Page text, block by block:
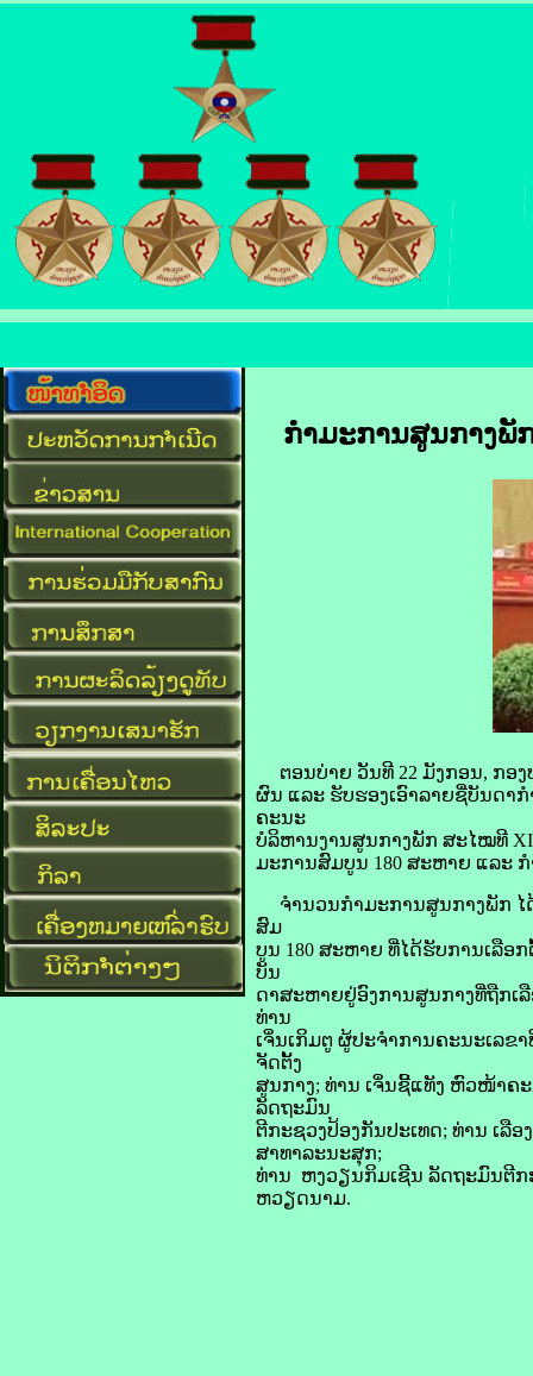
ກຳມະການ​ສູນ​ກາງ​ພັ
ຕອນ​ບ່າຍ​ ວັນ​ທີ 22 ມັງກອນ, ກອ
ຜົນ ແລະ ຮັບຮອງ​ເອົາ​ລາຍ​ຊື່​ບັນດາ​
ຄະນະ
ບໍລິຫານ​ງານ​ສູນ​ກາງ​ພັກ ສະໄໝ​ທີ
ມະການ​ສົມບູນ 180 ສະຫາຍ ແລະ
ຈຳນວນ​ກຳມະການ​ສູນ​ກາງ​ພັກ ໄ
ສົມ
ບູນ 180 ສະຫາຍ ທີ່​ໄດ້​ຮັບ​ການ​ເລືອ
ບັນ
ດາ​ສະຫາຍ​ຢູ່​ອົງການ​ສູນ​ກາງ​ທີ່​ຖືກ​ເ
ທ່ານ
ເຈິ່ນ​ເກິມ​ຕູ ຜູ້​ປະຈຳການ​ຄະນະ​ເລຂ
ຈັດ​ຕັ້ງ​
ສູນ​ກາງ; ທ່ານ ເຈິ່ນ​ຊີ້​ແທັງ ຫົວໜ້າ​ຄ
ລັດຖະມົນ
ຕີ​ກະຊວງ​ປ້ອງ​ກັນ​ປະເທດ; ທ່ານ ເລື
ສາທາລະນະ​ສຸກ;
ທ່ານ ຫງວ​​ຽນ​ກິມ​ເຊີນ ລັດຖະມົນຕີ​ກ
ຫວຽດນາມ.